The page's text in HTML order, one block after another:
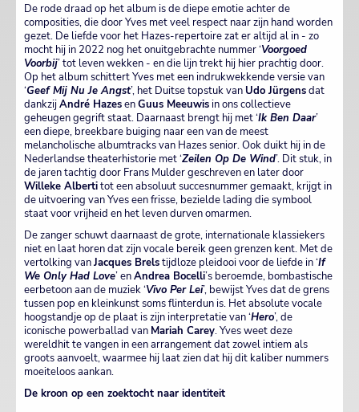
De rode draad op het album is de diepe emotie achter de
composities, die door Yves met veel respect naar zijn hand worden
gezet. De liefde voor het Hazes-repertoire zat er altijd al in - zo
mocht hij in 2022 nog het onuitgebrachte nummer ‘Voorgoed
Voorbij’ tot leven wekken - en die lijn trekt hij hier prachtig door.
Op het album schittert Yves met een indrukwekkende versie van
‘Geef Mij Nu Je Angst’, het Duitse topstuk van Udo Jürgensdat
dankzijAndré HazesenGuus Meeuwisin ons collectieve
geheugen gegrift staat. Daarnaast brengt hij met ‘Ik Ben Daar’
een diepe, breekbare buiging naar een van de meest
melancholische albumtracks van Hazes senior. Ook duikt hij in de
Nederlandse theaterhistorie met ‘Zeilen Op De Wind’. Dit stuk, in
de jaren tachtig door Frans Mulder geschreven en later door
Willeke Albertitot een absoluut succesnummer gemaakt, krijgt in
de uitvoering van Yves een frisse, bezielde lading die symbool
staat voor vrijheid en het leven durven omarmen.
De zanger schuwt daarnaast de grote, internationale klassiekers
niet en laat horen dat zijn vocale bereik geen grenzen kent. Met de
vertolking vanJacques Brelstijdloze pleidooi voor de liefde in ‘If
We Only Had Love’ enAndrea Bocelli’s beroemde, bombastische
eerbetoon aan de muziek ‘Vivo Per Lei’, bewijst Yves dat de grens
tussen pop en kleinkunst soms flinterdun is. Het absolute vocale
hoogstandje op de plaat is zijn interpretatie van ‘Hero’, de
iconische powerballad van Mariah Carey. Yves weet deze
wereldhit te vangen in een arrangement dat zowel intiem als
groots aanvoelt, waarmee hij laat zien dat hij dit kaliber nummers
moeiteloos aankan.
De kroon op een zoektocht naar identiteit